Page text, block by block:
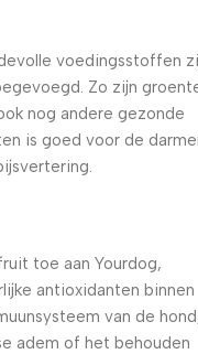
voedingsstoffen
Zo zijn
nog andere gezonde
is goed voor de
toe aan Yourdog,
antioxidanten binnen
van de
adem of het behouden